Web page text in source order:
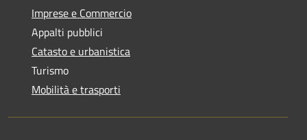
Imprese e Commercio
Appalti pubblici
Catasto e urbanistica
Turismo
Mobilità e trasporti